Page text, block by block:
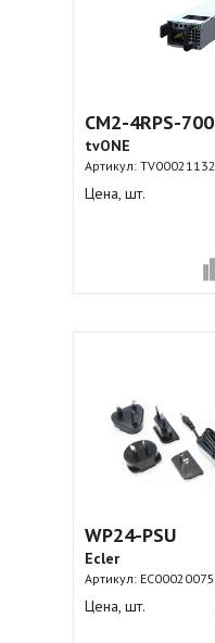
CM2-4RPS-700
tvONE
Артикул: TV00021132
Цена, шт.
WP24-PSU
Ecler
Артикул: EC00020075
Цена, шт.